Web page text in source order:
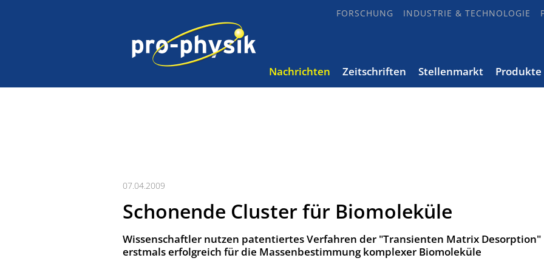
FORSCHUNG INDUSTRIE & TECHNOLOGIE
Nachrichten Zeitschriften Stellenmarkt Produkte
07.04.2009
Schonende Cluster für Biomoleküle
Wissenschaftler nutzen patentiertes Verfahren der "Transienten Matrix Desorption"
erstmals erfolgreich für die Massenbestimmung komplexer Biomoleküle